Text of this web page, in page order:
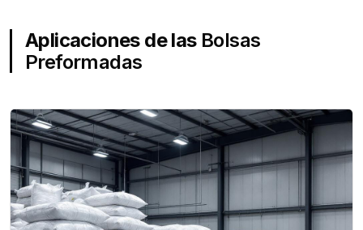
Aplicaciones de las Bolsas
Preformadas